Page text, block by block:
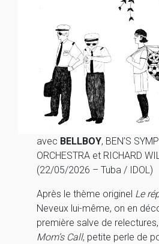
avec BELLBOY, BEN’S
ORCHESTRA et RICHARD
(22/05/2026 – Tuba / IDOL)
Après le thème originel Le
Neveux lui-même, on en
première salve de
Mom’s Call, petite perle de